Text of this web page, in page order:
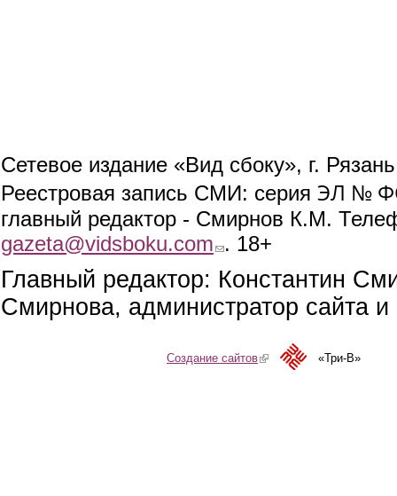
Сетевое издание «Вид сбоку», г.
Реестровая запись СМИ: серия ЭЛ №
главный редактор - Смирнов К.М.
gazeta@vidsboku.com (link sends e-mail)
. 18+
Главный редактор: Константин
Смирнова, администратор сайта
Создание сайтов(link is external)«Три-В»